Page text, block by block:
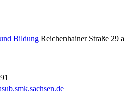
Bildung Reichenhainer Straße 29 a